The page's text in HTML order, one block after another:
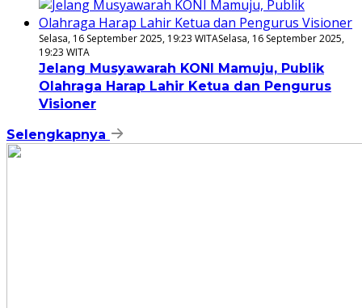
Selasa, 16 September 2025, 19:23 WITASelasa, 16 September 2025,
19:23 WITA
Jelang Musyawarah KONI Mamuju, Publik
Olahraga Harap Lahir Ketua dan Pengurus
Visioner
Selengkapnya